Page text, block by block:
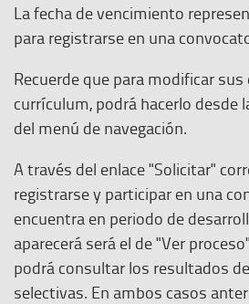
La fecha de vencimiento
para registrarse en una
Recuerde que para modificar
currículum, podrá hacerlo desde
del menú de navegación.
A través del enlace "Solicitar"
registrarse y participar en una
encuentra en periodo de
aparecerá será el de "Ver
podrá consultar los resultados
selectivas. En ambos casos